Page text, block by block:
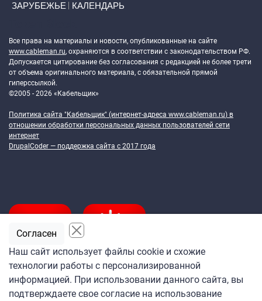
ЗАРУБЕЖЬЕ КАЛЕНДАРЬ
Все права на материалы и новости, опубликованные на сайте
www.cableman.ru, охраняются в соответствии с законодательством РФ.
Допускается цитирование без согласования с редакцией не более трети
от объема оригинального материала, с обязательной прямой
гиперссылкой.
©2005 - 2026 «Кабельщик»
Политика сайта "Кабельщик" (интернет-адреса www.cableman.ru) в
отношении обработки персональных данных пользователей сети
интернет
DrupalCoder — поддержка сайта c 2017 года
Подпишитесь
на ежедневную рассылку
Наш сайт использует файлы cookie и схожие
технологии работы с персонализированной
информацией. При использовании данного сайта, вы
подтверждаете свое согласие на использование
Согласен